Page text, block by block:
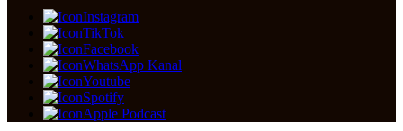
Instagram
TikTok
Facebook
WhatsApp Kanal
Youtube
Spotify
Apple Podcast